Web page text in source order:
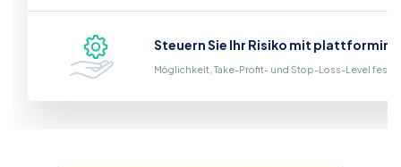
Steuern Sie Ihr Risiko mit
Möglichkeit, Take-Profit- und Stop-Loss-Level